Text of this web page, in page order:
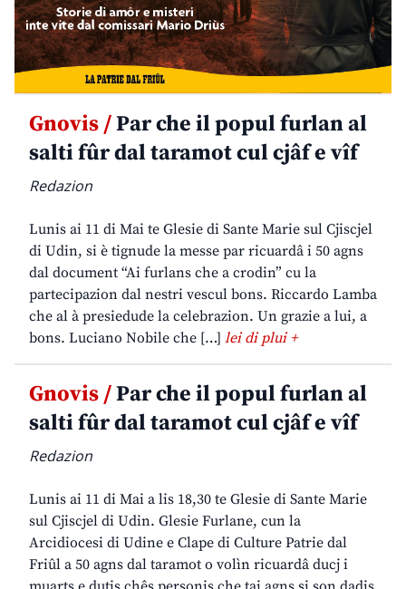
Gnovis /Par che il popul furlan al
salti fûr dal taramot cul cjâf e vîf
Redazion
Lunis ai 11 di Mai te Glesie di Sante Marie sul Cjiscjel
di Udin, si è tignude la messe par ricuardâ i 50 agns
dal document “Ai furlans che a crodin” cu la
partecipazion dal nestri vescul bons. Riccardo Lamba
che al à presiedude la celebrazion. Un grazie a lui, a
bons. Luciano Nobile che […] lei di plui +
Gnovis /Par che il popul furlan al
salti fûr dal taramot cul cjâf e vîf
Redazion
Lunis ai 11 di Mai a lis 18,30 te Glesie di Sante Marie
sul Cjiscjel di Udin. Glesie Furlane, cun la
Arcidiocesi di Udine e Clape di Culture Patrie dal
Friûl a 50 agns dal taramot o volìn ricuardâ ducj i